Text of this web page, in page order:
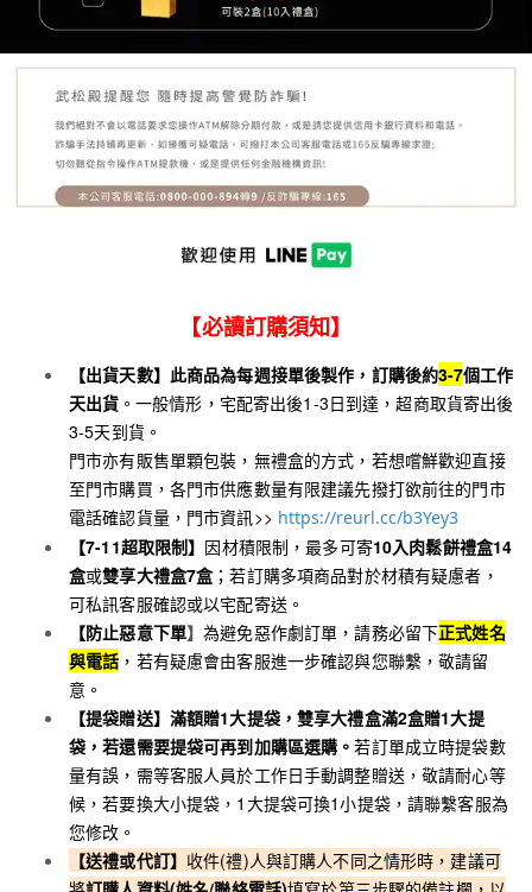
【必讀訂購須知】
【出貨天數】 此商品為每週接單後製作，訂購後約3-7個工作
天出貨 。 一般情形，宅配寄出後1-3日到達，超商取貨寄出後
3-5天到貨。
門市亦有販售單顆包裝，無禮盒的方式，若想嚐鮮歡迎直接
至門市購買，各門市供應數量有限建議先撥打欲前往的門市
電話確認貨量，門市資訊>> https://reurl.cc/b3Yey3
【7-11超取限制】 因材積限制，最多可寄10入肉鬆餅禮盒14
盒或雙享大禮盒7盒；若訂購多項商品對於材積有疑慮者，
可私訊客服確認或以宅配寄送。
【防止惡意下單】為避免惡作劇訂單，請務必留下正式姓名
與電話 ，若有疑慮會由客服進一步確認與您聯繫，敬請留
意。
【提袋贈送】 滿額贈1大提袋， 雙享大禮盒滿2盒贈1大提
袋，若還需要提袋可再到加購區選購 。若訂單成立時提袋數
量有誤，需等客服人員於工作日手動調整贈送，敬請耐心等
候，若要換大小提袋，1大提袋可換1小提袋，請聯繫客服為
您修改。
【送禮或代訂】 收件(禮)人與訂購人不同之情形時，建議可